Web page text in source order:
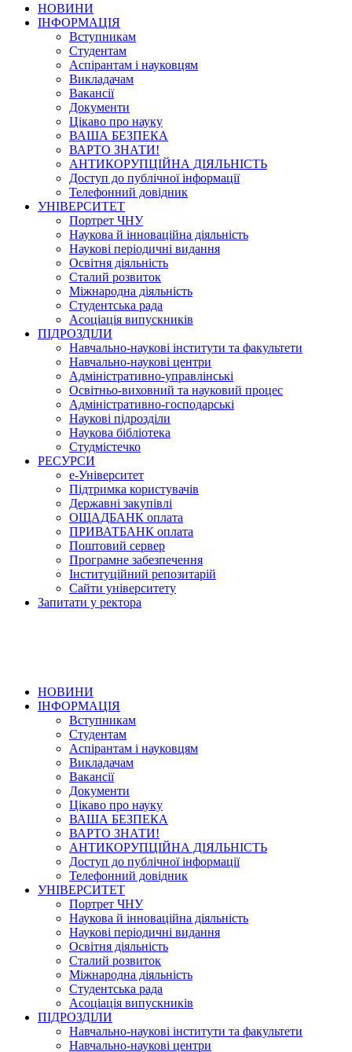
НОВИНИ
ІНФОРМАЦІЯ
Вступникам
Студентам
Аспірантам і науковцям
Викладачам
Вакансії
Документи
Цікаво про науку
ВАША БЕЗПЕКА
ВАРТО ЗНАТИ!
АНТИКОРУПЦІЙНА ДІЯЛЬНІСТЬ
Доступ до публічної інформації
Телефонний довідник
УНІВЕРСИТЕТ
Портрет ЧНУ
Наукова й інноваційна діяльність
Наукові періодичні видання
Освітня діяльність
Сталий розвиток
Міжнародна діяльність
Студентська рада
Асоціація випускників
ПІДРОЗДІЛИ
Навчально-наукові інститути та факультети
Навчально-наукові центри
Адміністративно-управлінські
Освітньо-виховний та науковий процес
Адміністративно-господарські
Наукові підрозділи
Наукова бібліотека
Студмістечко
РЕСУРСИ
е-Університет
Підтримка користувачів
Державні закупівлі
ОЩАДБАНК оплата
ПРИВАТБАНК оплата
Поштовий сервер
Програмне забезпечення
Інституційний репозитарій
Сайти університету
Запитати у ректора
НОВИНИ
ІНФОРМАЦІЯ
Вступникам
Студентам
Аспірантам і науковцям
Викладачам
Вакансії
Документи
Цікаво про науку
ВАША БЕЗПЕКА
ВАРТО ЗНАТИ!
АНТИКОРУПЦІЙНА ДІЯЛЬНІСТЬ
Доступ до публічної інформації
Телефонний довідник
УНІВЕРСИТЕТ
Портрет ЧНУ
Наукова й інноваційна діяльність
Наукові періодичні видання
Освітня діяльність
Сталий розвиток
Міжнародна діяльність
Студентська рада
Асоціація випускників
ПІДРОЗДІЛИ
Навчально-наукові інститути та факультети
Навчально-наукові центри